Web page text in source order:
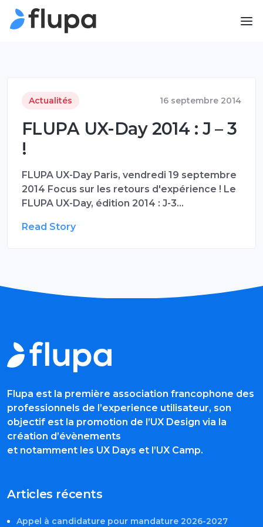
Actualités 16 septembre 2014
FLUPA UX-Day 2014 : J – 3
!
FLUPA UX-Day Paris, vendredi 19 septembre
2014 Focus sur les retours d'expérience ! Le
FLUPA UX-Day, édition 2014 : J-3…
Read Story
Flupa est la première association francophone des
professionnels de l’experience utilisateur, son
objectif est la promotion de l’UX Design via la
création d’évènements
et notamment les UX Days et l’UX Camp.
Articles récents
Appel à candidature pour mandature 2026-2027